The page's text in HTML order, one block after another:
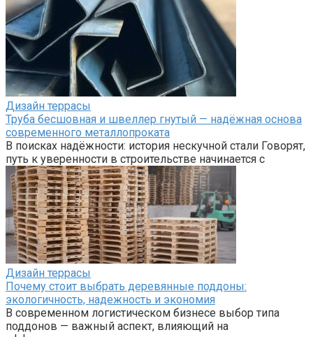
Дизайн террасы
Труба бесшовная и швеллер гнутый — надёжная основа
современного металлопроката
В поисках надёжности: история нескучной стали Говорят,
путь к уверенности в строительстве начинается с
Дизайн террасы
Почему стоит выбрать деревянные поддоны:
экологичность, надежность и экономия
В современном логистическом бизнесе выбор типа
поддонов — важный аспект, влияющий на